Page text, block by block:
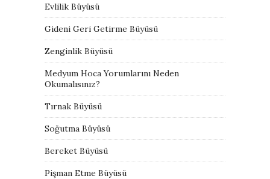
Evlilik Büyüsü
Gideni Geri Getirme Büyüsü
Zenginlik Büyüsü
Medyum Hoca Yorumlarını Neden
Okumalısınız?
Tırnak Büyüsü
Soğutma Büyüsü
Bereket Büyüsü
Pişman Etme Büyüsü